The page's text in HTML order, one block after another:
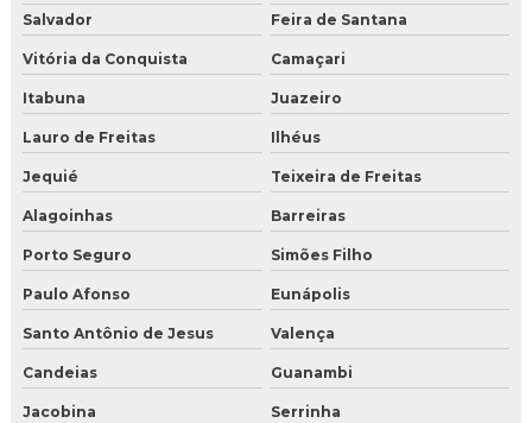
Salvador
Feira de Santana
Vitória da Conquista Camaçari
Itabuna Juazeiro
Lauro de Freitas Ilhéus
Jequié Teixeira de Freitas
Alagoinhas Barreiras
Porto Seguro Simões Filho
Paulo Afonso Eunápolis
Santo Antônio de Jesus Valença
Candeias Guanambi
Jacobina Serrinha